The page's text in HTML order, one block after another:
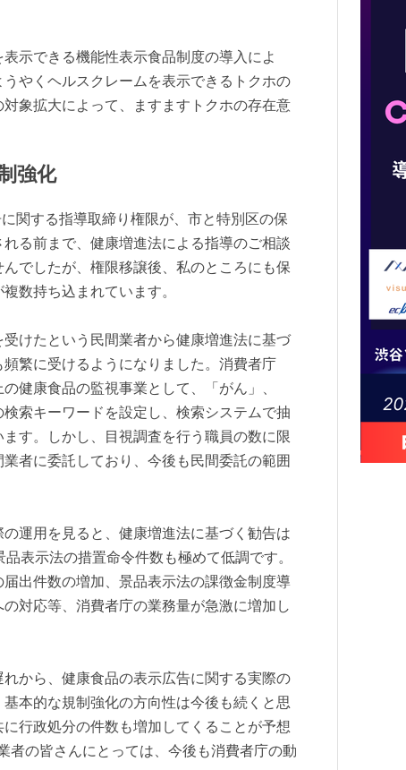
示できる機能性表示食品制度の導入によ
やくヘルスクレームを表示できるトクホの
象拡大によって、ますますトクホの存在意
強化
関する指導取締り権限が、市と特別区の保
る前まで、健康増進法による指導のご相談
でしたが、権限移譲後、私のところにも保
数持ち込まれています。
けたという民間業者から健康増進法に基づ
繁に受けるようになりました。消費者庁
健康食品の監視事業として、「がん」、
索キーワードを設定し、検索システムで抽
す。しかし、目視調査を行う職員の数に限
者に委託しており、今後も民間委託の範囲
運用を見ると、健康増進法に基づく勧告は
表示法の措置命令件数も極めて低調です。
出件数の増加、景品表示法の課徴金制度導
対応等、消費者庁の業務量が急激に増加し
から、健康食品の表示広告に関する実際の
本的な規制強化の方向性は今後も続くと思
行政処分の件数も増加してくることが予想
者の皆さんにとっては、今後も消費者庁の動